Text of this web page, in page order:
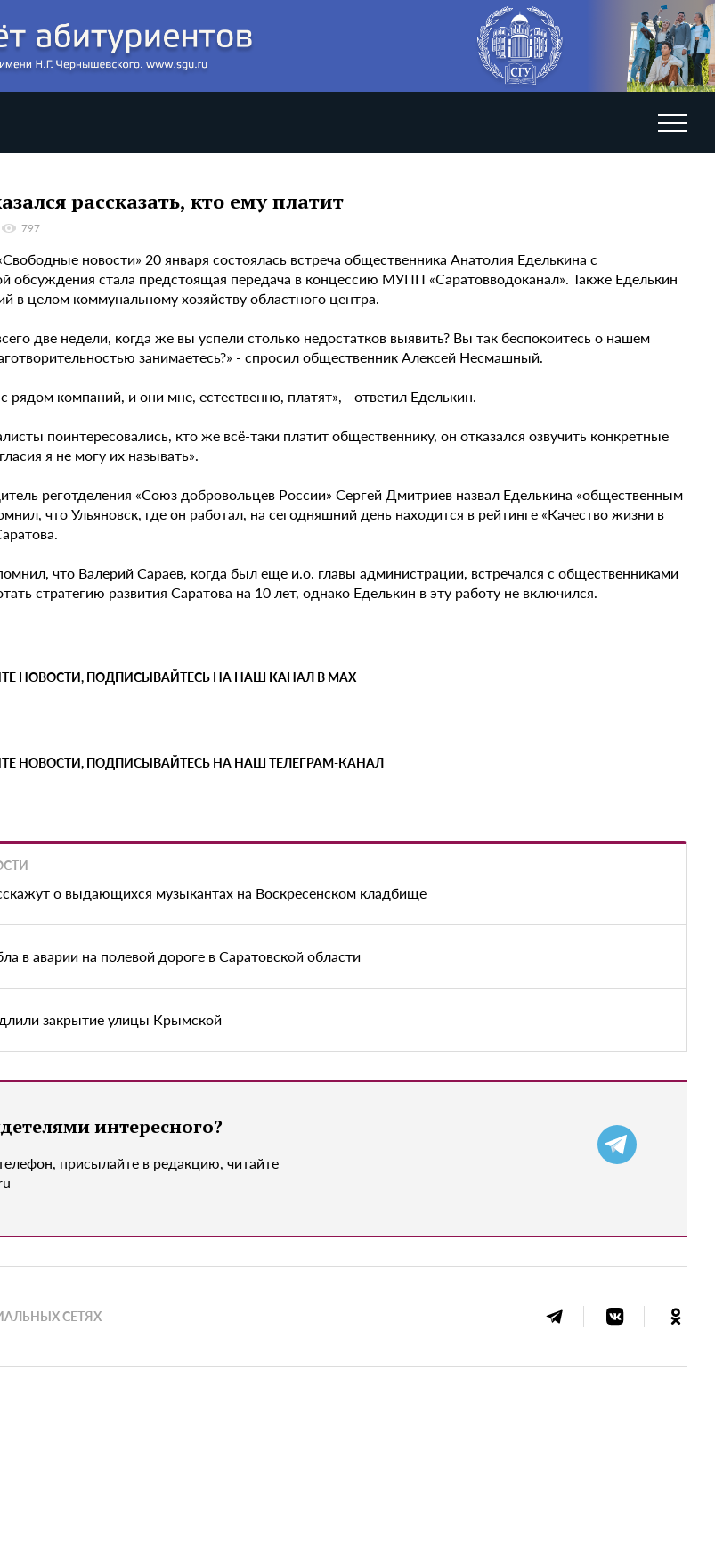
рассказать, кто ему платит
797
новости» 20 января состоялась встреча общественника Анатолия Еделькина с
обсуждения стала предстоящая передача в концессию МУПП «Саратовводоканал». Также Еделькин
в целом коммунальному хозяйству областного центра.
две недели, когда же вы успели столько недостатков выявить? Вы так беспокоитесь о нашем
занимаетесь?» - спросил общественник Алексей Несмашный.
рядом компаний, и они мне, естественно, платят», - ответил Еделькин.
поинтересовались, кто же всё-таки платит общественнику, он отказался озвучить конкретные
я не могу их называть».
реготделения «Союз добровольцев России» Сергей Дмитриев назвал Еделькина «общественным
что Ульяновск, где он работал, на сегодняшний день находится в рейтинге «Качество жизни в
что Валерий Сараев, когда был еще и.о. главы администрации, встречался с общественниками
стратегию развития Саратова на 10 лет, однако Еделькин в эту работу не включился.
НОВОСТИ, ПОДПИСЫВАЙТЕСЬ НА НАШ КАНАЛ В MAX
НОВОСТИ, ПОДПИСЫВАЙТЕСЬ НА НАШ ТЕЛЕГРАМ-КАНАЛ
о выдающихся музыкантах на Воскресенском кладбище
в аварии на полевой дороге в Саратовской области
закрытие улицы Крымской
интересного?
присылайте в редакцию, читайте
СЕТЯХ